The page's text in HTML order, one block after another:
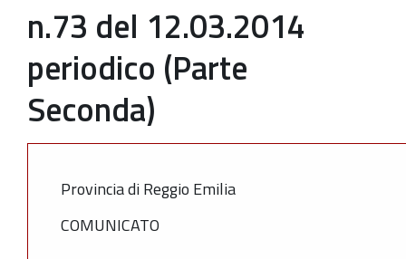
n.73 del 12.03.2014
periodico (Parte
Seconda)
Provincia di Reggio Emilia
COMUNICATO